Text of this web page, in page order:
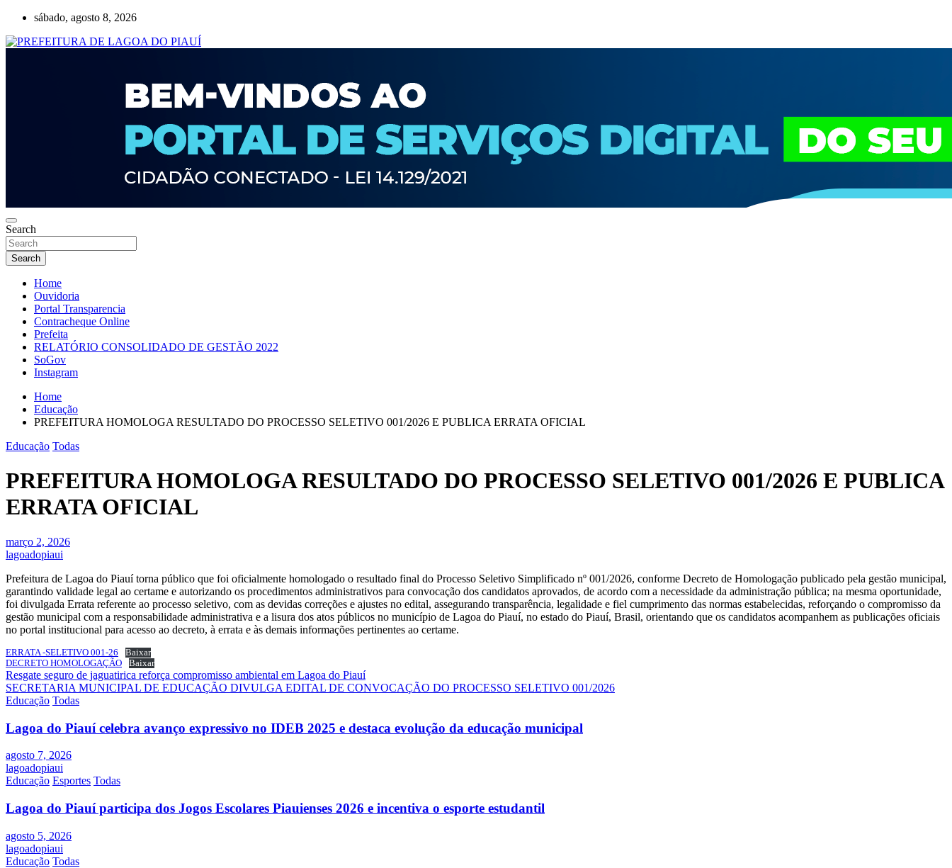
Skip
content
sábado, agosto 8, 2026
Search
Search
Home
Ouvidoria
Portal Transparencia
Contracheque Online
Prefeita
RELATÓRIO CONSOLIDADO DE GESTÃO 2022
SoGov
Instagram
Home
Educação
PREFEITURA HOMOLOGA RESULTADO DO PROCESSO SELETIVO 001/2026 E PUBLICA ERRATA OFICIAL
Educação Todas
PREFEITURA HOMOLOGA RESULTADO DO PROCESSO SELETIVO 001/2026 E PUBLICA
ERRATA OFICIAL
março 2, 2026
lagoadopiaui
Prefeitura de Lagoa do Piauí torna público que foi oficialmente homologado o resultado final do Processo Seletivo Simplificado nº 001/2026, conforme Decreto de Homologação publicado pela gestão municipal,
garantindo validade legal ao certame e autorizando os procedimentos administrativos para convocação dos candidatos aprovados, de acordo com a necessidade da administração pública; na mesma oportunidade,
foi divulgada Errata referente ao processo seletivo, com as devidas correções e ajustes no edital, assegurando transparência, legalidade e fiel cumprimento das normas estabelecidas, reforçando o compromisso da
gestão municipal com a responsabilidade administrativa e a lisura dos atos públicos no município de Lagoa do Piauí, no estado do Piauí, Brasil, orientando que os candidatos acompanhem as publicações oficiais
no portal institucional para acesso ao decreto, à errata e às demais informações pertinentes ao certame.
ERRATA -SELETIVO 001-26
Baixar
DECRETO HOMOLOGAÇÃO
Baixar
Navegação
de
Resgate seguro de jaguatirica reforça compromisso ambiental em Lagoa do Piauí
SECRETARIA MUNICIPAL DE EDUCAÇÃO DIVULGA EDITAL DE CONVOCAÇÃO DO PROCESSO SELETIVO 001/2026
Educação Todas
Lagoa do Piauí celebra avanço expressivo no IDEB 2025 e destaca evolução da educação municipal
agosto 7, 2026
lagoadopiaui
Educação Esportes Todas
Lagoa do Piauí participa dos Jogos Escolares Piauienses 2026 e incentiva o esporte estudantil
agosto 5, 2026
lagoadopiaui
Educação Todas